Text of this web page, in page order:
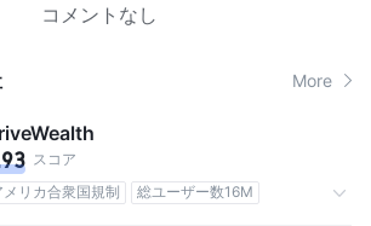
コメントなし
More
スコア
メリカ合衆国規制
総ユーザー数16M